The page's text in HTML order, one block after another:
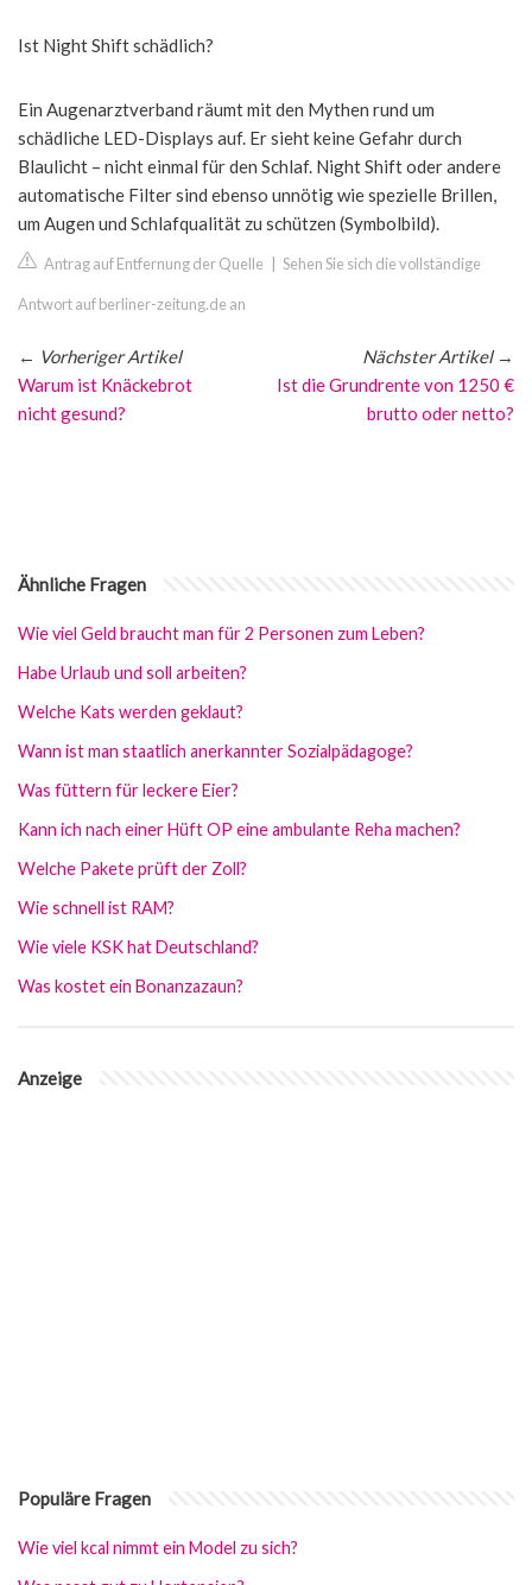
Ist Night Shift schädlich?
Ein Augenarztverband räumt mit den Mythen rund um
schädliche LED-Displays auf. Er sieht keine Gefahr durch
Blaulicht – nicht einmal für den Schlaf. Night Shift oder andere
automatische Filter sind ebenso unnötig wie spezielle Brillen,
um Augen und Schlafqualität zu schützen (Symbolbild).
Antrag auf Entfernung der Quelle Sehen Sie sich die vollständige
Antwort auf berliner-zeitung.de an
← Vorheriger Artikel
Warum ist Knäckebrot
nicht gesund?
Nächster Artikel→
Ist die Grundrente von 1250 €
brutto oder netto?
Ähnliche Fragen
Wie viel Geld braucht man für 2 Personen zum Leben?
Habe Urlaub und soll arbeiten?
Welche Kats werden geklaut?
Wann ist man staatlich anerkannter Sozialpädagoge?
Was füttern für leckere Eier?
Kann ich nach einer Hüft OP eine ambulante Reha machen?
Welche Pakete prüft der Zoll?
Wie schnell ist RAM?
Wie viele KSK hat Deutschland?
Was kostet ein Bonanzazaun?
Anzeige
Populäre Fragen
Wie viel kcal nimmt ein Model zu sich?